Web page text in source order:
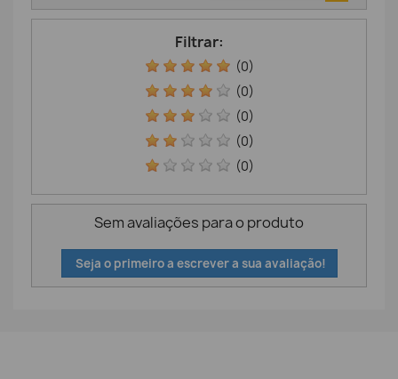
Filtrar:
(0)
(0)
(0)
(0)
(0)
Sem avaliações para o produto
Seja o primeiro a escrever a sua avaliação!